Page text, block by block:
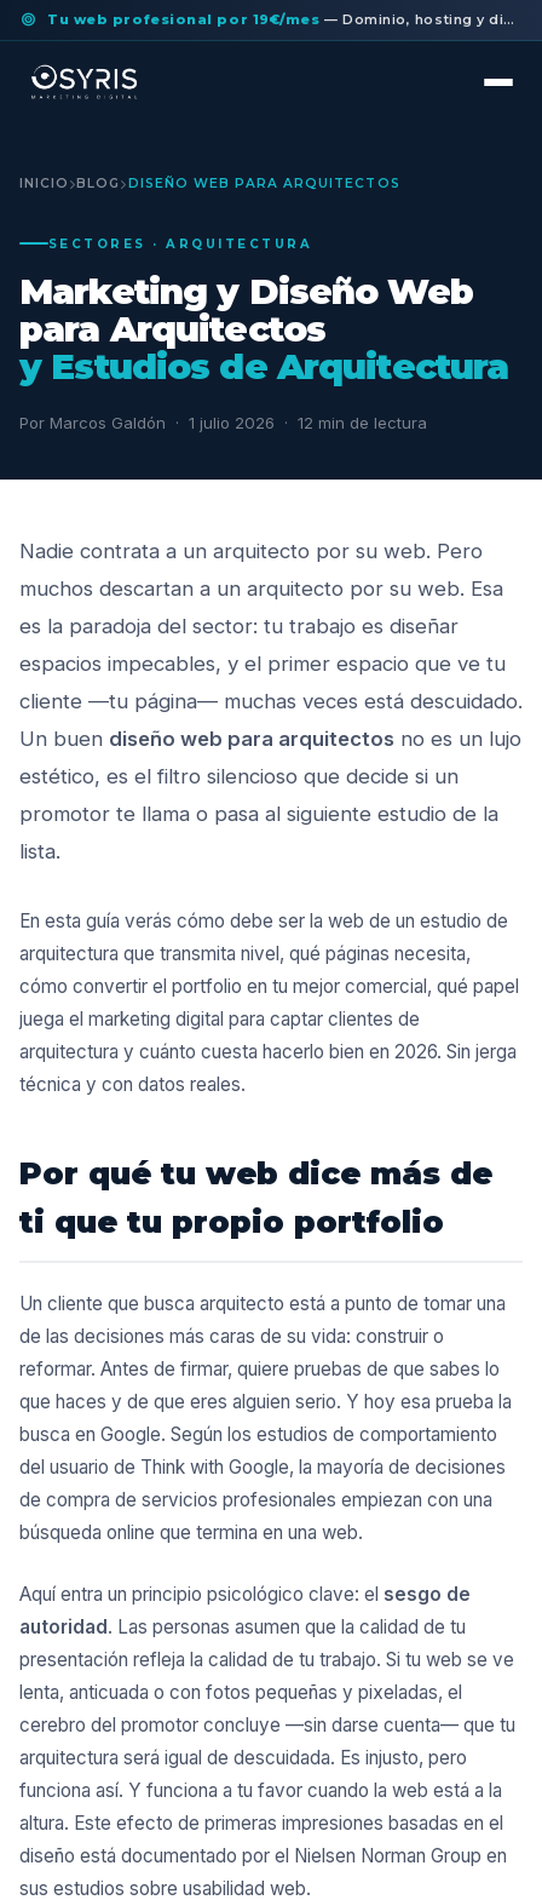
Tu web profesional por 19€/mes — Dominio, hosting y diseño a medida incluidos. Sin permanencia.
INICIO BLOG DISEÑO WEB PARA ARQUITECTOS
SECTORES · ARQUITECTURA
Marketing y Diseño Web
para Arquitectos
y Estudios de Arquitectura
Por Marcos Galdón · 1 julio 2026 · 12 min de lectura
Nadie contrata a un arquitecto por su web. Pero
muchos descartan a un arquitecto por su web. Esa
es la paradoja del sector: tu trabajo es diseñar
espacios impecables, y el primer espacio que ve tu
cliente —tu página— muchas veces está descuidado.
Un buen diseño web para arquitectos no es un lujo
estético, es el filtro silencioso que decide si un
promotor te llama o pasa al siguiente estudio de la
lista.
En esta guía verás cómo debe ser la web de un estudio de
arquitectura que transmita nivel, qué páginas necesita,
cómo convertir el portfolio en tu mejor comercial, qué papel
juega el marketing digital para captar clientes de
arquitectura y cuánto cuesta hacerlo bien en 2026. Sin jerga
técnica y con datos reales.
Por qué tu web dice más de
ti que tu propio portfolio
Un cliente que busca arquitecto está a punto de tomar una
de las decisiones más caras de su vida: construir o
reformar. Antes de firmar, quiere pruebas de que sabes lo
que haces y de que eres alguien serio. Y hoy esa prueba la
busca en Google. Según los estudios de comportamiento
del usuario de Think with Google, la mayoría de decisiones
de compra de servicios profesionales empiezan con una
búsqueda online que termina en una web.
Aquí entra un principio psicológico clave: el sesgo de
autoridad. Las personas asumen que la calidad de tu
presentación refleja la calidad de tu trabajo. Si tu web se ve
lenta, anticuada o con fotos pequeñas y pixeladas, el
cerebro del promotor concluye —sin darse cuenta— que tu
arquitectura será igual de descuidada. Es injusto, pero
funciona así. Y funciona a tu favor cuando la web está a la
altura. Este efecto de primeras impresiones basadas en el
diseño está documentado por el Nielsen Norman Group en
sus estudios sobre usabilidad web.